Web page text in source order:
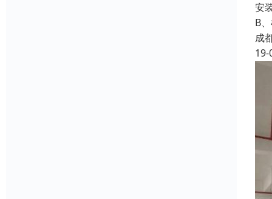
安
B
成
19-